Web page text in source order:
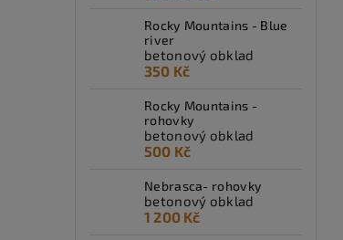
Rocky Mountains - Blue
river
betonový obklad
350 Kč
Rocky Mountains -
rohovky
betonový obklad
500 Kč
Nebrasca- rohovky
betonový obklad
1 200 Kč